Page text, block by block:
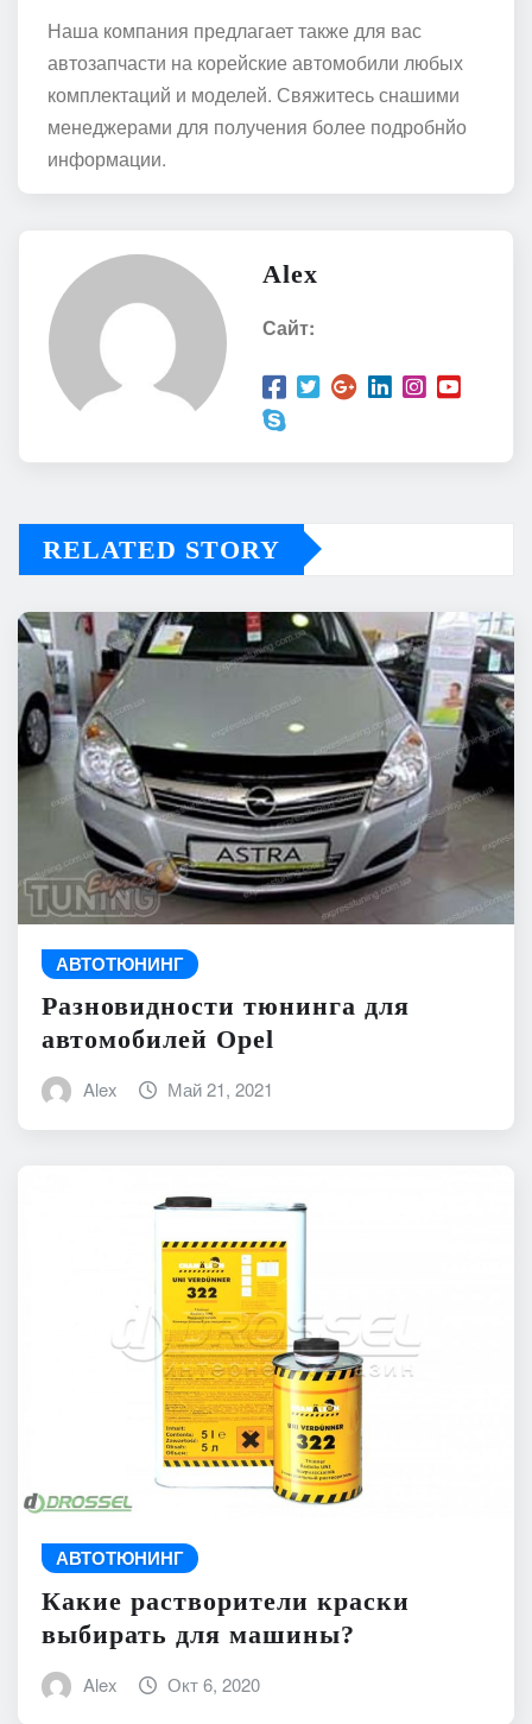
Наша компания предлагает также для вас
автозапчасти на корейские автомобили любых
комплектаций и моделей. Свяжитесь снашими
менеджерами для получения более подробнйо
информации.
Alex
Сайт:
RELATED STORY
АВТОТЮНИНГ
Разновидности тюнинга для
автомобилей Opel
Alex Май 21, 2021
АВТОТЮНИНГ
Какие растворители краски
выбирать для машины?
Alex Окт 6, 2020